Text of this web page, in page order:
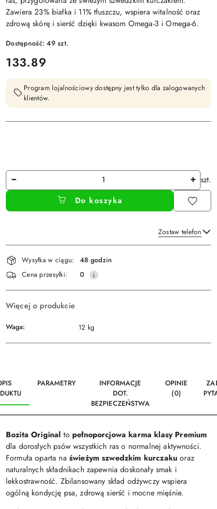
Zawiera 23% białka i 11% tłuszczu, wspiera witalność oraz
zdrową skórę i sierść dzięki kwasom Omega-3 i Omega-6.
Dostępność:49szt.
cena:
133.89
Program lojalnościowy dostępny jest tylko dla zalogowanych
klientów.
Ilość
szt.
Do koszyka
Zostaw telefon
Wyślij
Dostępność
i
dostawa
Wysyłka w ciągu:
48 godzin
Cena przesyłki:
0
Więcej o produkcie
Waga: 12 kg
PARAMETRY
INFORMACJE
DOT.
BEZPIECZEŃSTWA
OPINIE
(0)
Bozita Original to pełnoporcjowa karma klasy Premium
dla dorosłych psów wszystkich ras o normalnej aktywności.
Formuła oparta na świeżym szwedzkim kurczaku oraz
naturalnych składnikach zapewnia doskonały smak i
lekkostrawność. Zbilansowany skład odżywczy wspiera
ogólną kondycję psa, zdrową sierść i mocne mięśnie.